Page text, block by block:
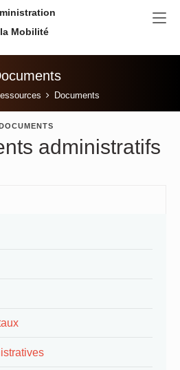
Mobilité
Documents
administratifs